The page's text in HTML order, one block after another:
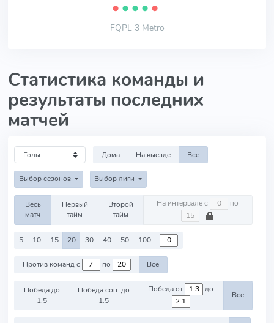
⬤ ⬤ ⬤ ⬤ ⬤
FQPL 3 Metro
Статистика команды и
результаты последних
матчей
Дома На выезде Все
Выбор сезонов Выбор лиги
Весь
матч
Первый
тайм
Второй
тайм
На интервале с по
5 10 15 20 30 40 50 100
Против команд с по Все
Победа до
1.5
Победа соп. до
1.5
Победа от до
Все